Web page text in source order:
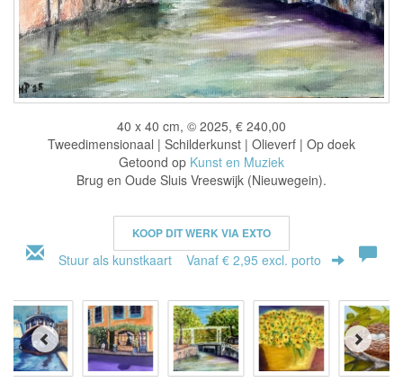
40 x 40 cm, © 2025, € 240,00
Tweedimensionaal | Schilderkunst | Olieverf | Op doek
Getoond op Kunst en Muziek
Brug en Oude Sluis Vreeswijk (Nieuwegein).
KOOP DIT WERK VIA EXTO
Stuur als kunstkaart Vanaf € 2,95 excl. porto